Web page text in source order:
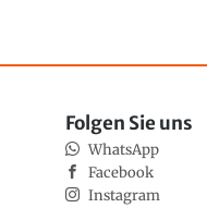
Folgen Sie uns
WhatsApp
Facebook
Instagram